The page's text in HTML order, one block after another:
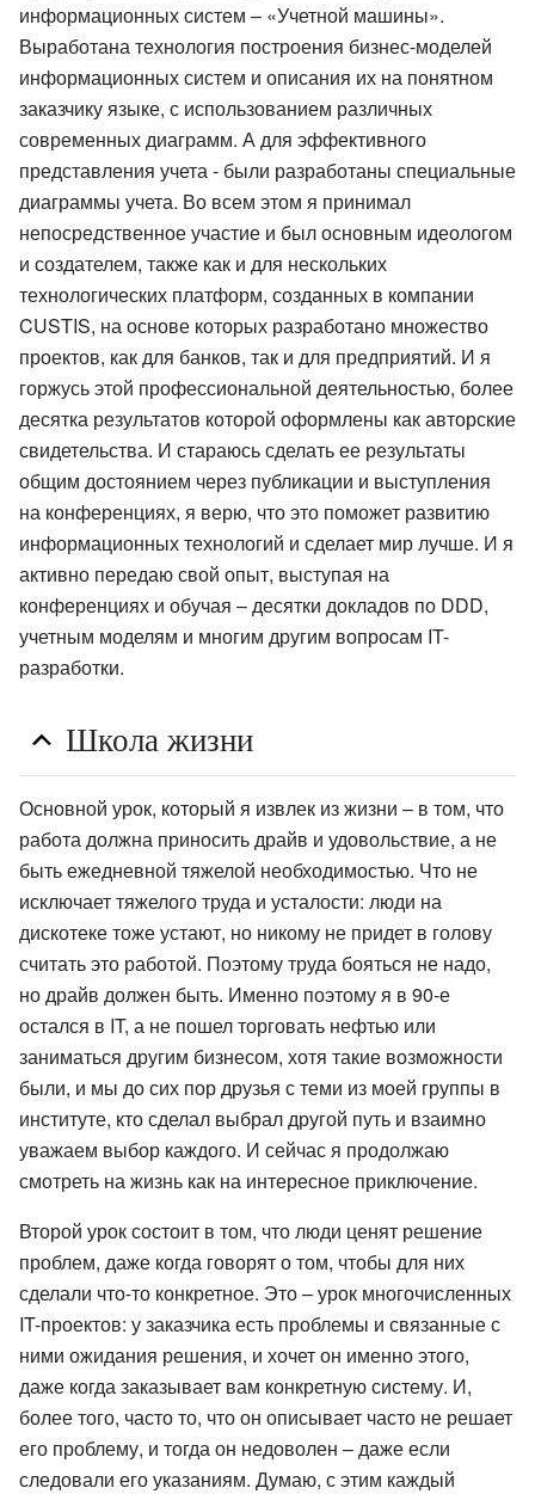
информационных систем – «Учетной машины».
Выработана технология построения бизнес-моделей
информационных систем и описания их на понятном
заказчику языке, с использованием различных
современных диаграмм. А для эффективного
представления учета - были разработаны специальные
диаграммы учета. Во всем этом я принимал
непосредственное участие и был основным идеологом
и создателем, также как и для нескольких
технологических платформ, созданных в компании
CUSTIS, на основе которых разработано множество
проектов, как для банков, так и для предприятий. И я
горжусь этой профессиональной деятельностью, более
десятка результатов которой оформлены как авторские
свидетельства. И стараюсь сделать ее результаты
общим достоянием через публикации и выступления
на конференциях, я верю, что это поможет развитию
информационных технологий и сделает мир лучше. И я
активно передаю свой опыт, выступая на
конференциях и обучая – десятки докладов по DDD,
учетным моделям и многим другим вопросам IT-
разработки.
Школа жизни
Основной урок, который я извлек из жизни – в том, что
работа должна приносить драйв и удовольствие, а не
быть ежедневной тяжелой необходимостью. Что не
исключает тяжелого труда и усталости: люди на
дискотеке тоже устают, но никому не придет в голову
считать это работой. Поэтому труда бояться не надо,
но драйв должен быть. Именно поэтому я в 90-е
остался в IT, а не пошел торговать нефтью или
заниматься другим бизнесом, хотя такие возможности
были, и мы до сих пор друзья с теми из моей группы в
институте, кто сделал выбрал другой путь и взаимно
уважаем выбор каждого. И сейчас я продолжаю
смотреть на жизнь как на интересное приключение.
Второй урок состоит в том, что люди ценят решение
проблем, даже когда говорят о том, чтобы для них
сделали что-то конкретное. Это – урок многочисленных
IT-проектов: у заказчика есть проблемы и связанные с
ними ожидания решения, и хочет он именно этого,
даже когда заказывает вам конкретную систему. И,
более того, часто то, что он описывает часто не решает
его проблему, и тогда он недоволен – даже если
следовали его указаниям. Думаю, с этим каждый